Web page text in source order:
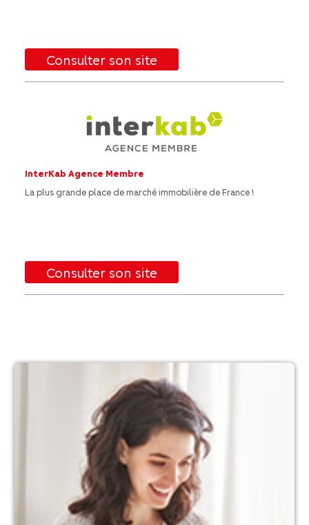
Consulter son site
InterKab Agence Membre
La plus grande place de marché immobilière de France !
Consulter son site